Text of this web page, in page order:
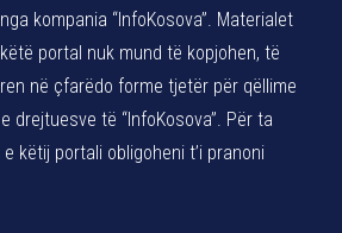
kompania “InfoKosova”. Materialet
portal nuk mund të kopjohen, të
në çfarëdo forme tjetër për qëllime
drejtuesve të “InfoKosova”. Për ta
këtij portali obligoheni t’i pranoni